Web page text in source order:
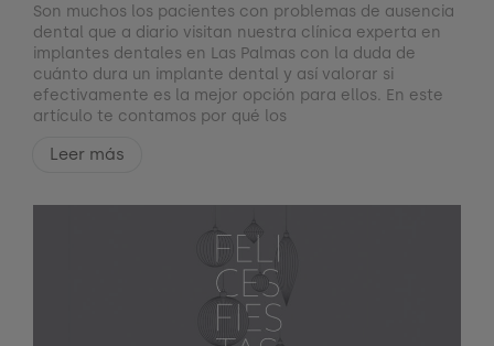
Son muchos los pacientes con problemas de ausencia
dental que a diario visitan nuestra clínica experta en
implantes dentales en Las Palmas con la duda de
cuánto dura un implante dental y así valorar si
efectivamente es la mejor opción para ellos. En este
artículo te contamos por qué los
Leer más